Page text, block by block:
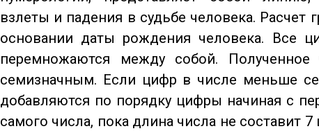
взлеты и падения в судьбе человека. Расчет
основании даты рождения человека. Все
перемножаются между собой.
семизначным. Если цифр в числе меньше
добавляются по порядку цифры начиная с
самого числа, пока длина числа не составит